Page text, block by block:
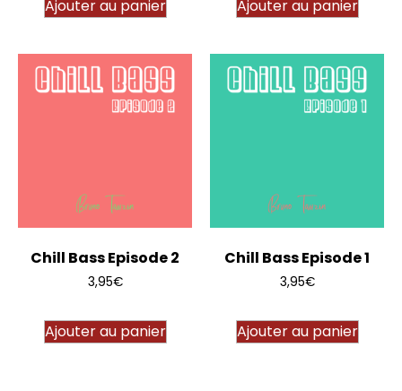
Ajouter au panier Ajouter au panier
Chill Bass Episode 2
3,95€
Ajouter au panier
Chill Bass Episode 1
3,95€
Ajouter au panier